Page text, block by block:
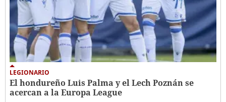
LEGIONARIO
El hondureño Luis Palma y el Lech Poznán se
acercan a la Europa League